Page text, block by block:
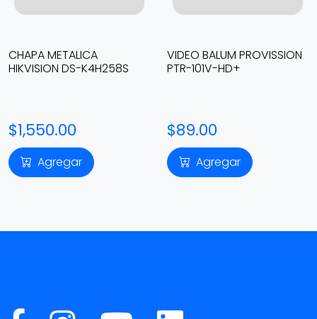
CHAPA METALICA
HIKVISION DS-K4H258S
$1,550.00
Agregar
VIDEO BALUM PROVISSION
PTR-101V-HD+
$89.00
Agregar